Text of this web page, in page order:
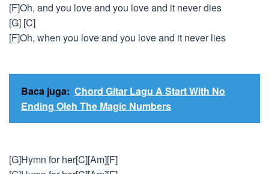
[F]Oh, and you love and you love and it never dies
[G] [C]
[F]Oh, when you love and you love and it never lies
Baca juga: Chord Gitar Lagu A Start With No
Ending Oleh The Magic Numbers
[G]Hymn for her[C][Am][F]